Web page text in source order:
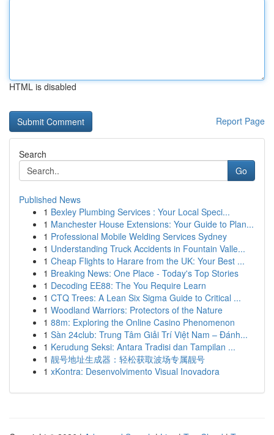
HTML is disabled
Report Page
Search
Go
Published News
1 Bexley Plumbing Services : Your Local Speci...
1 Manchester House Extensions: Your Guide to Plan...
1 Professional Mobile Welding Services Sydney
1 Understanding Truck Accidents in Fountain Valle...
1 Cheap Flights to Harare from the UK: Your Best ...
1 Breaking News: One Place - Today's Top Stories
1 Decoding EE88: The You Require Learn
1 CTQ Trees: A Lean Six Sigma Guide to Critical ...
1 Woodland Warriors: Protectors of the Nature
1 88m: Exploring the Online Casino Phenomenon
1 Sàn 24club: Trung Tâm Giải Trí Việt Nam – Đánh...
1 Kerudung Seksi: Antara Tradisi dan Tampilan ...
1 靓号地址生成器：轻松获取波场专属靓号
1 xKontra: Desenvolvimento Visual Inovadora